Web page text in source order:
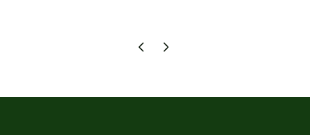
Pagina precedente
Pagina successiva